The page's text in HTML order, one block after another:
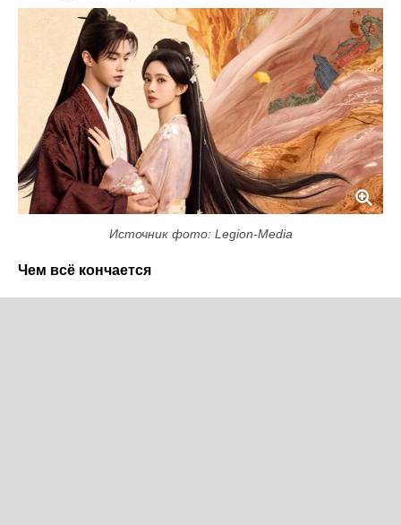
Источник фото: Legion-Media
Чем всё кончается